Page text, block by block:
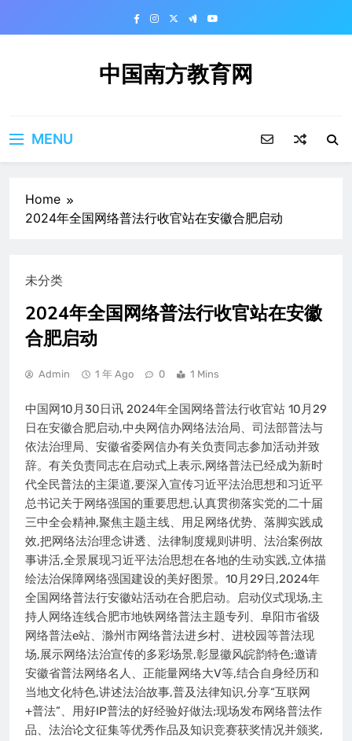
中国南方教育网
MENU
Home
2024年全国网络普法行收官站在安徽合肥启动
未分类
2024年全国网络普法行收官站在安徽
合肥启动
Admin 1 年 Ago 0 1 Mins
中国网10月30日讯 2024年全国网络普法行收官站 10月29
日在安徽合肥启动,中央网信办网络法治局、司法部普法与
依法治理局、安徽省委网信办有关负责同志参加活动并致
辞。有关负责同志在启动式上表示,网络普法已经成为新时
代全民普法的主渠道,要深入宣传习近平法治思想和习近平
总书记关于网络强国的重要思想,认真贯彻落实党的二十届
三中全会精神,聚焦主题主线、用足网络优势、落脚实践成
效,把网络法治理念讲透、法律制度规则讲明、法治案例故
事讲活,全景展现习近平法治思想在各地的生动实践,立体描
绘法治保障网络强国建设的美好图景。10月29日,2024年
全国网络普法行安徽站活动在合肥启动。启动仪式现场,主
持人网络连线合肥市地铁网络普法主题专列、阜阳市省级
网络普法e站、滁州市网络普法进乡村、进校园等普法现
场,展示网络法治宣传的多彩场景,彰显徽风皖韵特色;邀请
安徽省普法网络名人、正能量网络大V等,结合自身经历和
当地文化特色,讲述法治故事,普及法律知识,分享“互联网
+普法”、用好IP普法的好经验好做法;现场发布网络普法作
品、法治论文征集等优秀作品及知识竞赛获奖情况并颁奖,